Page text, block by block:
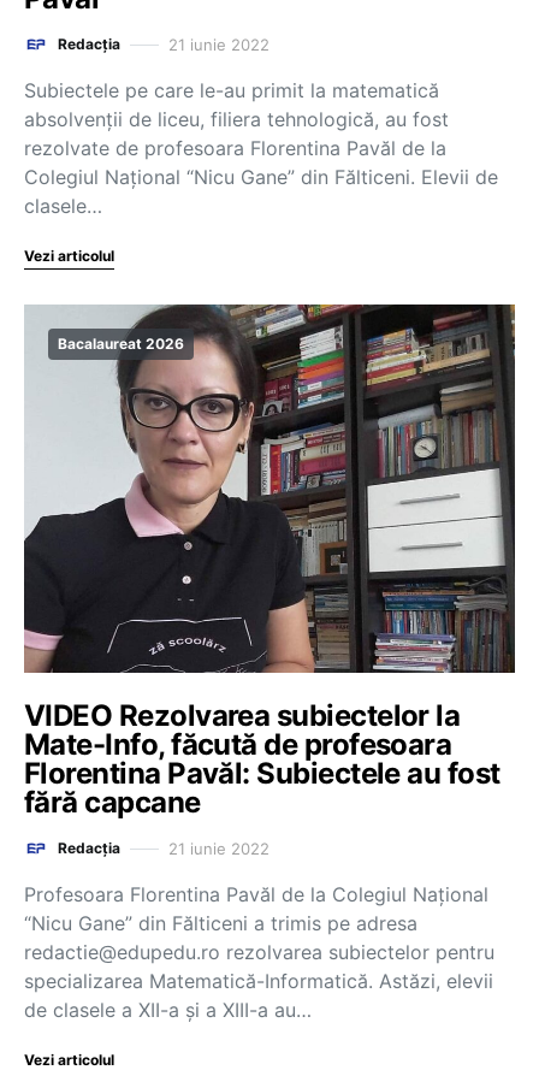
Redacția 21 iunie 2022
Subiectele pe care le-au primit la matematică
absolvenții de liceu, filiera tehnologică, au fost
rezolvate de profesoara Florentina Pavăl de la
Colegiul Național “Nicu Gane” din Fălticeni. Elevii de
clasele…
Vezi articolul
Bacalaureat 2026
VIDEO Rezolvarea subiectelor la
Mate-Info, făcută de profesoara
Florentina Pavăl: Subiectele au fost
fără capcane
Redacția 21 iunie 2022
Profesoara Florentina Pavăl de la Colegiul Național
“Nicu Gane” din Fălticeni a trimis pe adresa
redactie@edupedu.ro rezolvarea subiectelor pentru
specializarea Matematică-Informatică. Astăzi, elevii
de clasele a XII-a și a XIII-a au…
Vezi articolul